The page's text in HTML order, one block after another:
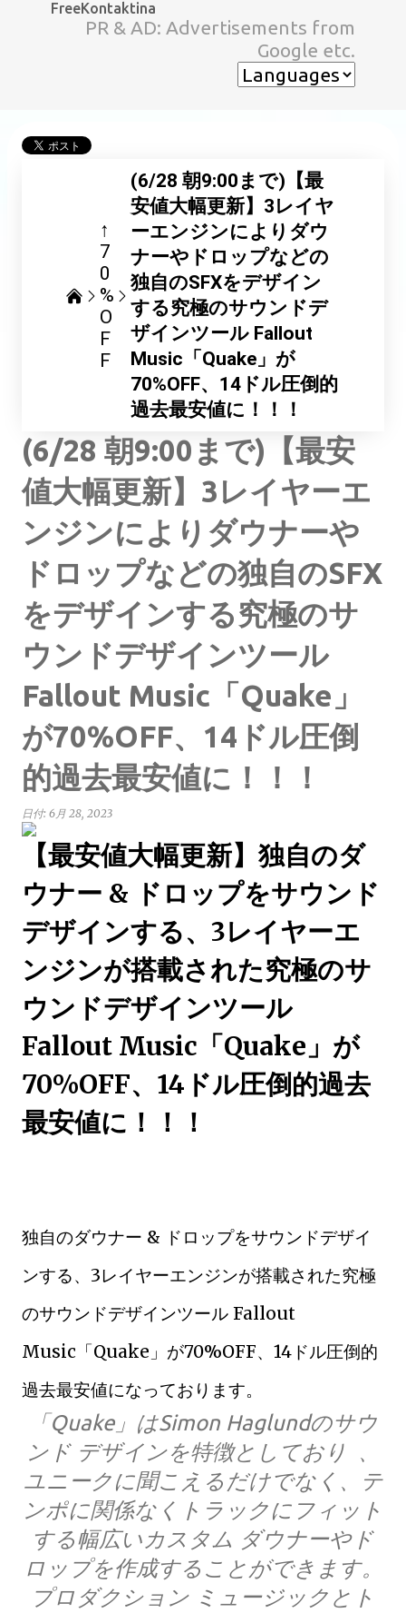
スキップしてメイン コンテンツに移動
FreeKontaktina
PR & AD: Advertisements from
Google etc.
↑
7
0
%
O
F
F
(6/28 朝9:00まで)【最
安値大幅更新】3レイヤ
ーエンジンによりダウ
ナーやドロップなどの
独自のSFXをデザイン
する究極のサウンドデ
ザインツール Fallout
Music「Quake」が
70%OFF、14ドル圧倒的
過去最安値に！！！
(6/28 朝9:00まで)【最安
値大幅更新】3レイヤーエ
ンジンによりダウナーや
ドロップなどの独自のSFX
をデザインする究極のサ
ウンドデザインツール
Fallout Music「Quake」
が70%OFF、14ドル圧倒
的過去最安値に！！！
日付: 6月 28, 2023
【最安値大幅更新】独自のダ
ウナー & ドロップをサウンド
デザインする、3レイヤーエ
ンジンが搭載された究極のサ
ウンドデザインツール
Fallout Music「Quake」が
70%OFF、14ドル圧倒的過去
最安値に！！！
独自のダウナー & ドロップをサウンドデザイ
ンする、3レイヤーエンジンが搭載された究極
のサウンドデザインツール Fallout
Music「Quake」が70%OFF、14ドル圧倒的
過去最安値になっております。
「Quake」はSimon Haglundのサウ
ンド デザインを特徴としており 、
ユニークに聞こえるだけでなく、テ
ンポに関係なくトラックにフィット
する幅広いカスタム ダウナーやド
ロップを作成することができます。
プロダクション ミュージックとト